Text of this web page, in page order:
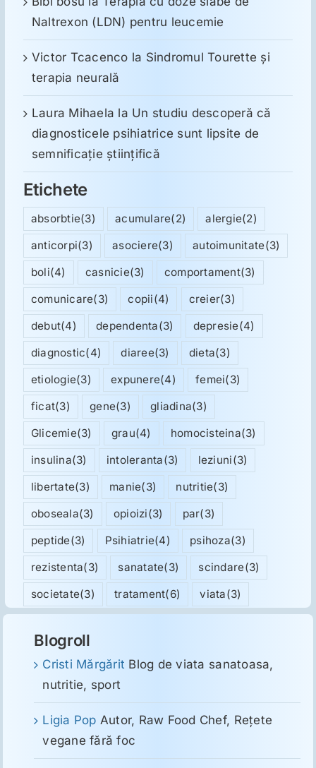
Naltrexon (LDN) pentru leucemie
Victor Tcacenco la Sindromul Tourette şi
terapia neurală
Laura Mihaela la Un studiu descoperă că
diagnosticele psihiatrice sunt lipsite de
semnificație științifică
Etichete
absorbtie(3) acumulare(2) alergie(2)
anticorpi(3) asociere(3) autoimunitate(3)
boli(4) casnicie(3) comportament(3)
comunicare(3) copii(4) creier(3)
debut(4) dependenta(3) depresie(4)
diagnostic(4) diaree(3) dieta(3)
etiologie(3) expunere(4) femei(3)
ficat(3) gene(3) gliadina(3)
Glicemie(3) grau(4) homocisteina(3)
insulina(3) intoleranta(3) leziuni(3)
libertate(3) manie(3) nutritie(3)
oboseala(3) opioizi(3) par(3)
peptide(3) Psihiatrie(4) psihoza(3)
rezistenta(3) sanatate(3) scindare(3)
societate(3) tratament(6) viata(3)
Blogroll
Cristi Mărgărit Blog de viata sanatoasa,
nutritie, sport
Ligia Pop Autor, Raw Food Chef, Reţete
vegane fără foc